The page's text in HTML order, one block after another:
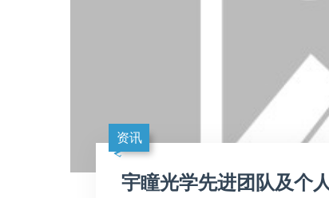
资讯
宇瞳光学先进团队及个